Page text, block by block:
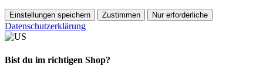
Einstellungen speichern Zustimmen Nur erforderliche
Datenschutzerklärung
Bist du im richtigen Shop?